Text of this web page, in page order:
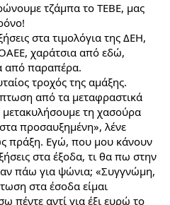
τζάμπα το ΤΕΒΕ, μας
στα τιμολόγια της ΔΕΗ,
χαράτσια από εδώ,
από παραπέρα.
τροχός της αμάξης.
από τα μεταφραστικά
τη χασούρα
προσαυξημένη», λένε
πράξη. Εγώ, που μου κάνουν
στα έξοδα, τι θα πω στην
πάω για ψώνια; «Συγγνώμη,
στα έσοδα είμαι
πέντε αντί για έξι ευρώ το